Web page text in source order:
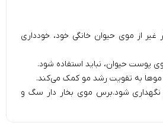
غیر از موی حیوان خانگی خود، خودداری
پوست حیوان، نباید استفاده شود.
به تقویت رشد مو کمک می‌کند.
شود.برس موی بخار دار سگ و